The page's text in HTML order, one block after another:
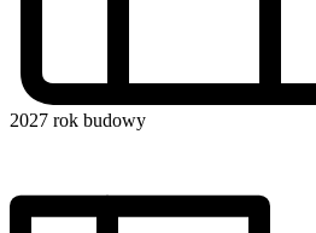
2027 rok budowy